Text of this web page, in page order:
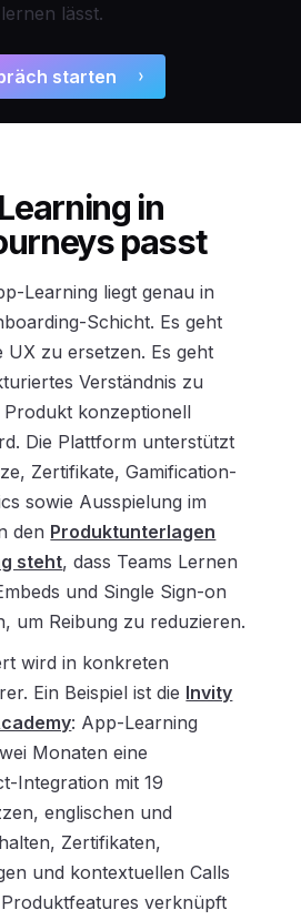
lernen lässt.
starten
in
passt
Learning liegt genau in
Schicht. Es geht
UX zu ersetzen. Es geht
Verständnis zu
konzeptionell
Die Plattform unterstützt
Zertifikate, Gamification-
sowie Ausspielung im
den Produktunterlagen
steht, dass Teams Lernen
und Single Sign-on
um Reibung zu reduzieren.
wird in konkreten
Ein Beispiel ist die Invity
: App-Learning
Monaten eine
Integration mit 19
englischen und
Zertifikaten,
und kontextuellen Calls
verknüpft